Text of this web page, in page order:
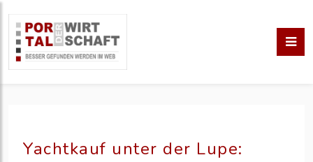
Yachtkauf unter der Lupe: